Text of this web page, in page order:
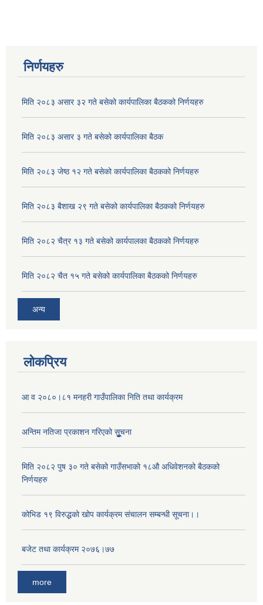
निर्णयहरु
मिति २०८३ असार ३२ गते बसेको कार्यपालिका बैठकको निर्णयहरु
मिति २०८३ असार ३ गते बसेको कार्यपालिका बैठक
मिति २०८३ जेष्ठ १२ गते बसेको कार्यपालिका बैठकको निर्णयहरु
मिति २०८३ बैशाख २९ गते बसेको कार्यपालिका बैठकको निर्णयहरु
मिति २०८२ चैत्र १३ गते बसेको कार्यपालका बैठकको निर्णयहरु
मिति २०८२ चैत १५ गते बसेको कार्यपालिका बैठकको निर्णयहरु
अन्य
लोकप्रिय
आ व २०८०।८१ मनहरी गाउँपालिका निति तथा कार्यक्रम
अन्तिम नतिजा प्रकाशन गरिएको सूुुुुचना
मिति २०८२ पुष ३० गते बसेको गाउँसभाको १८औ अधिवेशनको बैठकको
निर्णयहरु
कोभिड १९ विरुद्धको खोप कार्यक्रम संचालन सम्बन्धी सूचना।।
बजेट तथा कार्यक्रम २०७६।७७
more